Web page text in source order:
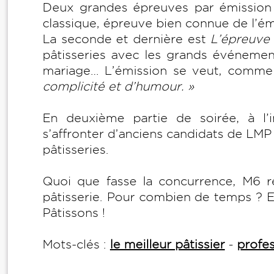
Deux grandes épreuves par
classique, épreuve bien connue de
La seconde et dernière est
pâtisseries avec les grands
mariage… L’émission se veut,
complicité et d’humour. »
En deuxième partie de soirée, à
s’affronter d’anciens candidats de
pâtisseries.
Quoi que fasse la concurrence, M6
pâtisserie. Pour combien de temps ?
Pâtissons !
Mots-clés : le meilleur pâtissier-